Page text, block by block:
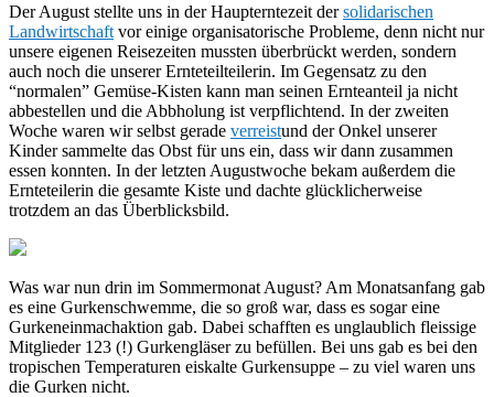
Der August stellte uns in der Haupterntezeit dersolidarischen
Landwirtschaft vor einige organisatorische Probleme, denn nicht nur
unsere eigenen Reisezeiten mussten überbrückt werden, sondern
auch noch die unserer Ernteteilteilerin. Im Gegensatz zu den
“normalen” Gemüse-Kisten kann man seinen Ernteanteil ja nicht
abbestellen und die Abbholung ist verpflichtend. In der zweiten
Woche waren wir selbst gerade verreistund der Onkel unserer
Kinder sammelte das Obst für uns ein, dass wir dann zusammen
essen konnten. In der letzten Augustwoche bekam außerdem die
Ernteteilerin die gesamte Kiste und dachte glücklicherweise
trotzdem an das Überblicksbild.
Was war nun drin im Sommermonat August? Am Monatsanfang gab
es eine Gurkenschwemme, die so groß war, dass es sogar eine
Gurkeneinmachaktion gab. Dabei schafften es unglaublich fleissige
Mitglieder 123 (!) Gurkengläser zu befüllen. Bei uns gab es bei den
tropischen Temperaturen eiskalte Gurkensuppe – zu viel waren uns
die Gurken nicht.